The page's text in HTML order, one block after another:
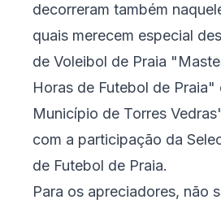
decorreram também
quais merecem especial
de Voleibol de Praia
Horas de Futebol de Praia"
Município de Torres
com a participação da
de Futebol de Praia.
Para os apreciadores, não